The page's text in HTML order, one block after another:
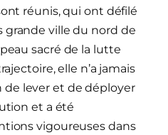
réunis, qui ont défilé
grande ville du nord de
sacré de la lutte
elle n’a jamais
de lever et de déployer
et a été
vigoureuses dans